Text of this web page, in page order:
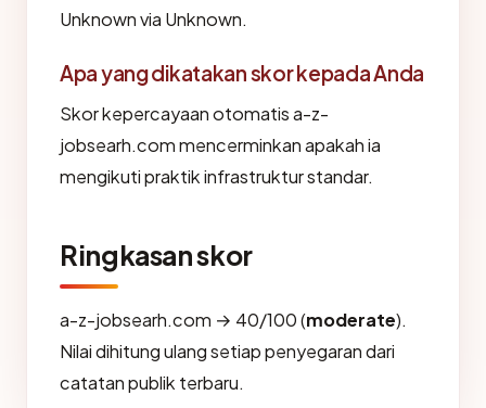
Unknown via Unknown.
Apa yang dikatakan skor kepada Anda
Skor kepercayaan otomatis a-z-
jobsearh.com mencerminkan apakah ia
mengikuti praktik infrastruktur standar.
Ringkasan skor
a-z-jobsearh.com → 40/100 (moderate).
Nilai dihitung ulang setiap penyegaran dari
catatan publik terbaru.